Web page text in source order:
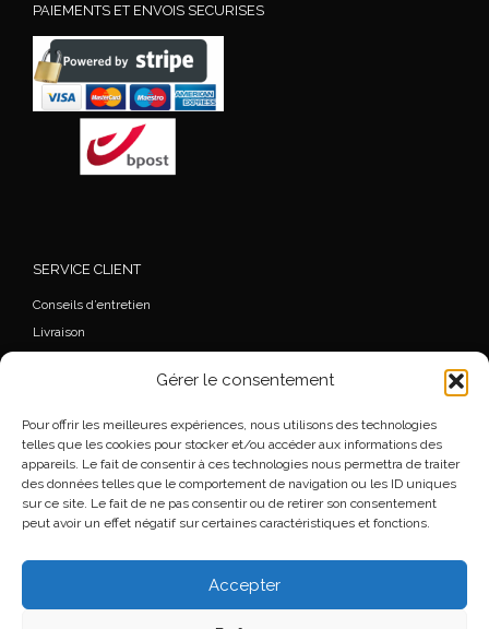
Gérer le consentement
Pour offrir les meilleures expériences, nous utilisons des technologies
telles que les cookies pour stocker et/ou accéder aux informations des
appareils. Le fait de consentir à ces technologies nous permettra de traiter
des données telles que le comportement de navigation ou les ID uniques
sur ce site. Le fait de ne pas consentir ou de retirer son consentement
peut avoir un effet négatif sur certaines caractéristiques et fonctions.
Accepter
PAIEMENTS ET ENVOIS SECURISES
SERVICE CLIENT
Conseils d’entretien
Livraison
Wishlist
Mentions légales
Conditions générales de vente
© 2026Florence Beauloye– Tous droits réservés